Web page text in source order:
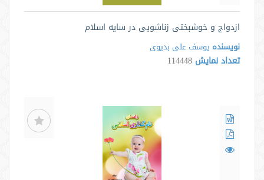
ازدواج و خوشبختی زناشویی در سایه اسلام
نویسنده یوسف علی بدیوی
تعداد نمایش 114448